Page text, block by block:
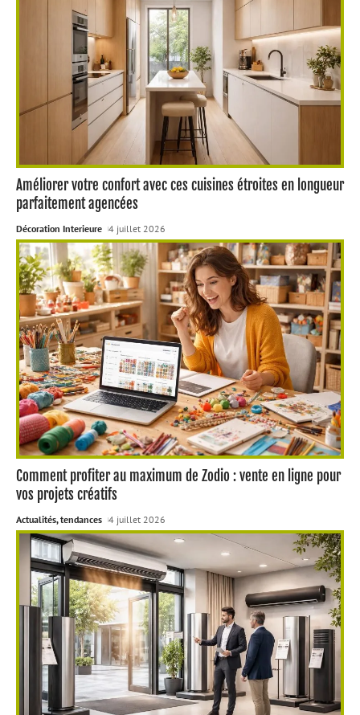
Améliorer votre confort avec ces cuisines étroites en longueur
parfaitement agencées
Décoration Interieure 4 juillet 2026
Comment profiter au maximum de Zodio : vente en ligne pour
vos projets créatifs
Actualités, tendances 4 juillet 2026